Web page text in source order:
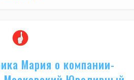
Мария о компании-